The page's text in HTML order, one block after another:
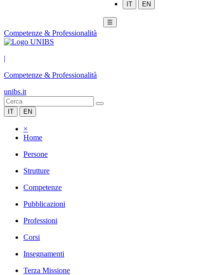
IT EN
☰
Competenze & Professionalità
|
Competenze & Professionalità
unibs.it
IT EN
×
Home
Persone
Strutture
Competenze
Pubblicazioni
Professioni
Corsi
Insegnamenti
Terza Missione